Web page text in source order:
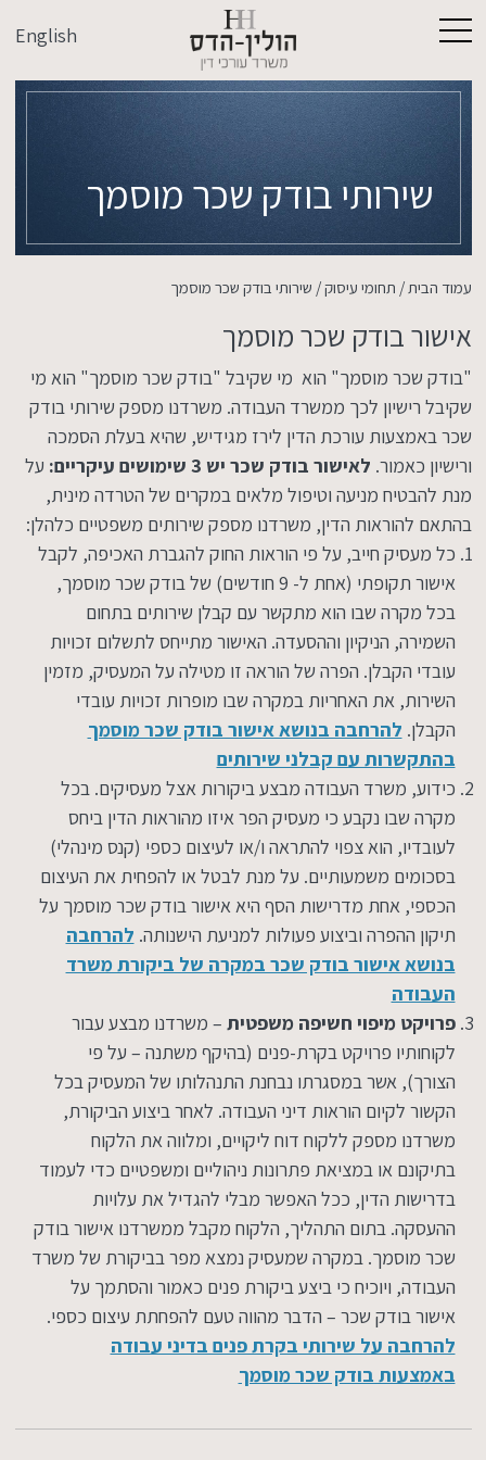
English
שירותי בודק שכר מוסמך
עמוד הבית / תחומי עיסוק/ שירותי בודק שכר מוסמך
אישור בודק שכר מוסמך
"בודק שכר מוסמך" הוא מי שקיבל "בודק שכר מוסמך" הוא מי
שקיבל רישיון לכך ממשרד העבודה. משרדנו מספק שירותי בודק
שכר באמצעות עורכת הדין לירז מגידיש, שהיא בעלת הסמכה
ורישיון כאמור. לאישור בודק שכר יש 3 שימושים עיקריים:
על
מנת להבטיח מניעה וטיפול מלאים במקרים של הטרדה מינית,
בהתאם להוראות הדין, משרדנו מספק שירותים משפטיים כלהלן:
כל מעסיק חייב, על פי הוראות החוק להגברת האכיפה, לקבל
אישור תקופתי (אחת ל- 9 חודשים) של בודק שכר מוסמך,
בכל מקרה שבו הוא מתקשר עם קבלן שירותים בתחום
השמירה, הניקיון וההסעדה. האישור מתייחס לתשלום זכויות
עובדי הקבלן. הפרה של הוראה זו מטילה על המעסיק, מזמין
השירות, את האחריות במקרה שבו מופרות זכויות עובדי
הקבלן. להרחבה בנושא אישור בודק שכר מוסמך
בהתקשרות עם קבלני שירותים
כידוע, משרד העבודה מבצע ביקורות אצל מעסיקים. בכל
מקרה שבו נקבע כי מעסיק הפר איזו מהוראות הדין ביחס
לעובדיו, הוא צפוי להתראה ו/או לעיצום כספי (קנס מינהלי)
בסכומים משמעותיים. על מנת לבטל או להפחית את העיצום
הכספי, אחת מדרישות הסף היא אישור בודק שכר מוסמך על
תיקון ההפרה וביצוע פעולות למניעת הישנותה. להרחבה
בנושא אישור בודק שכר במקרה של ביקורת משרד
העבודה
פרויקט מיפוי חשיפה משפטית – משרדנו מבצע עבור
לקוחותיו פרויקט בקרת-פנים (בהיקף משתנה – על פי
הצורך), אשר במסגרתו נבחנת התנהלותו של המעסיק בכל
הקשור לקיום הוראות דיני העבודה. לאחר ביצוע הביקורת,
משרדנו מספק ללקוח דוח ליקויים, ומלווה את הלקוח
בתיקונם או במציאת פתרונות ניהוליים ומשפטיים כדי לעמוד
בדרישות הדין, ככל האפשר מבלי להגדיל את עלויות
ההעסקה. בתום התהליך, הלקוח מקבל ממשרדנו אישור בודק
שכר מוסמך. במקרה שמעסיק נמצא מפר בביקורת של משרד
העבודה, ויוכיח כי ביצע ביקורת פנים כאמור והסתמך על
אישור בודק שכר – הדבר מהווה טעם להפחתת עיצום כספי.
להרחבה על שירותי בקרת פנים בדיני עבודה
באמצעות בודק שכר מוסמך